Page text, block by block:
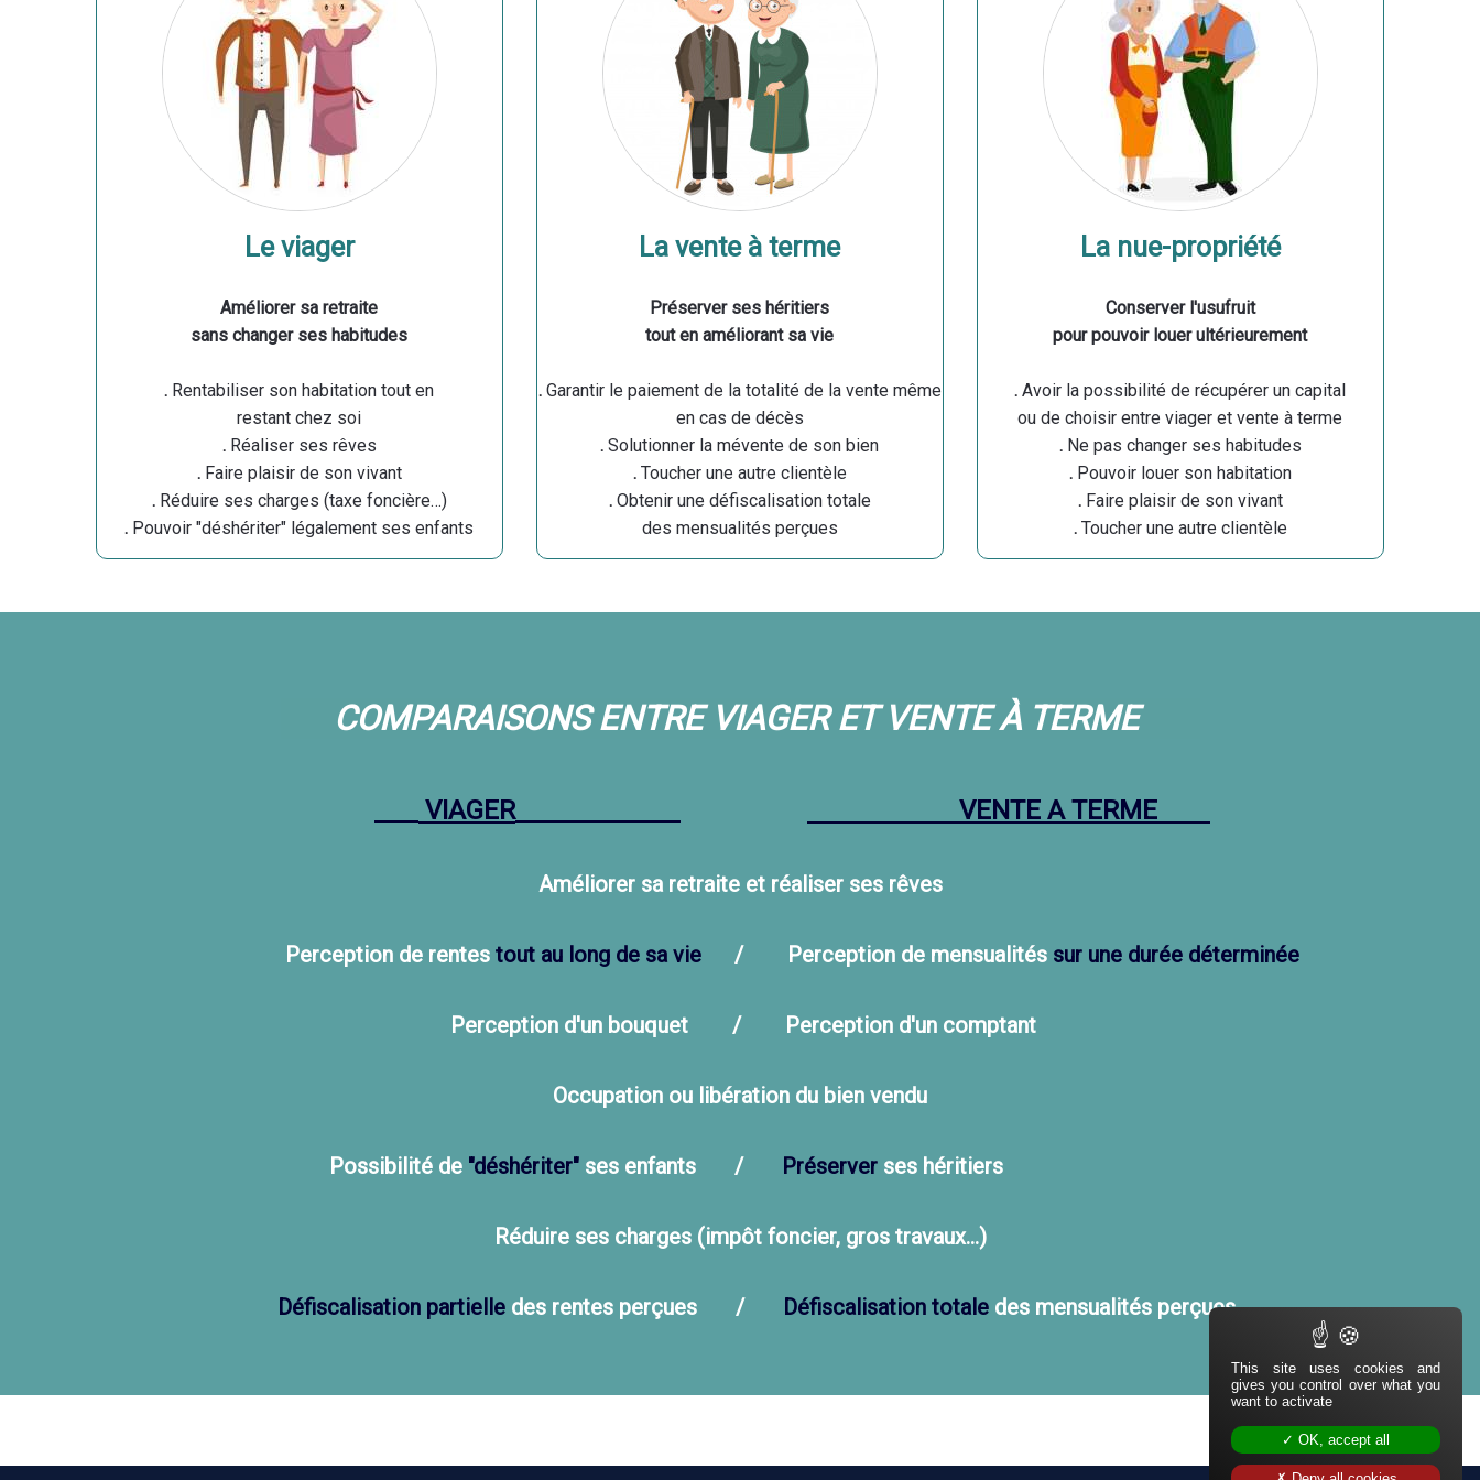
Le viager
Améliorer sa retraite
sans changer ses habitudes
. Rentabiliser son habitation tout en
restant chez soi
.Réaliser ses rêves
.Faire plaisir de son vivant
.Réduire ses charges (taxe foncière…)
. Pouvoir "déshériter" légalement ses enfants
La vente à terme
Préserver ses héritiers
tout en améliorant sa vie
.Garantir le paiement de la totalité de la vente même
en cas de décès
. Solutionner la mévente de son bien
.Toucher une autre clientèle
.Obtenir une défiscalisation totale
des mensualités perçues
La nue-propriété
Conserver l'usufruit
pour pouvoir louer ultérieurement
. Avoir la possibilité de récupérer un capital
ou de choisir entre viager et vente à terme
.Ne pas changer ses habitudes
.Pouvoir louer son habitation
.Faire plaisir de son vivant
.Toucher une autre clientèle
COMPARAISONS ENTRE VIAGER ET VENTE À TERME
VIAGER VENTE A TERME
Améliorer sa retraite et réaliser ses rêves
Perception de rentes tout au long de sa vie / Perception de mensualités sur une durée déterminée
Perception d'un bouquet / Perception d'un comptant
Occupation ou libération du bien vendu
Possibilité de "déshériter"ses enfants / Préserver ses héritiers
Réduire ses charges (impôt foncier, gros travaux...)
Défiscalisation partielle des rentes perçues / Défiscalisation totale des mensualités perçues
This site uses cookies and
gives you control over what you
want to activate
OK, accept all